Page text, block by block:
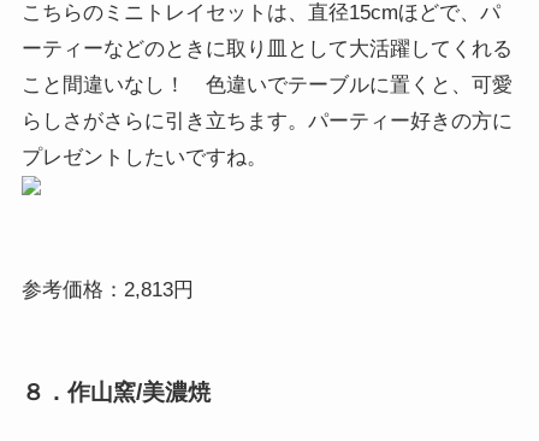
こちらのミニトレイセットは、直径15cmほどで、パ
ーティーなどのときに取り皿として大活躍してくれる
こと間違いなし！ 色違いでテーブルに置くと、可愛
らしさがさらに引き立ちます。パーティー好きの方に
プレゼントしたいですね。
参考価格：2,813円
８．作山窯/美濃焼